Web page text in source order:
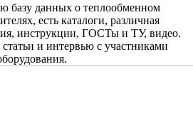
базу данных о теплообменном
есть каталоги, различная
инструкции, ГОСТы и ТУ, видео.
и интервью с участниками